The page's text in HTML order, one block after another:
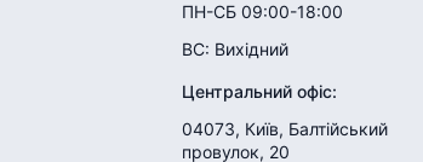
ПН-СБ 09:00-18:00
ВС: Вихідний
Центральний офіс:
04073, Київ, Балтійський
провулок, 20